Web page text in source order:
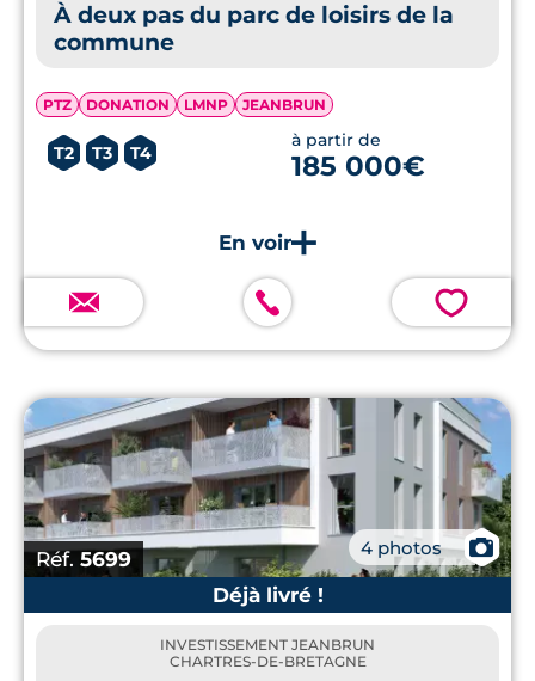
À deux pas du parc de loisirs de la
commune
PTZ DONATION LMNP JEANBRUN
T2 T3 T4
à partir de
185 000€
💗
Réf. 5699 4 photos
📷
Déjà livré !
INVESTISSEMENT JEANBRUN
CHARTRES-DE-BRETAGNE